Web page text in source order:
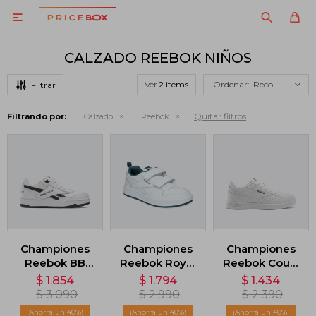

CALZADO REEBOK NIÑOS
Ver Recomendados
Filtrando por: Calzado Reebok Quitar filtros
Championes
Reebok BB
4000 II -
Blanco
$ 1.854
$ 3.090
40
Championes
Reebok Royal
Prime 2.0 -
Blanco
$ 1.794
$ 2.990
40
Championes
Reebok Court
Advance -
Blanco
$ 1.434
$ 2.390
40